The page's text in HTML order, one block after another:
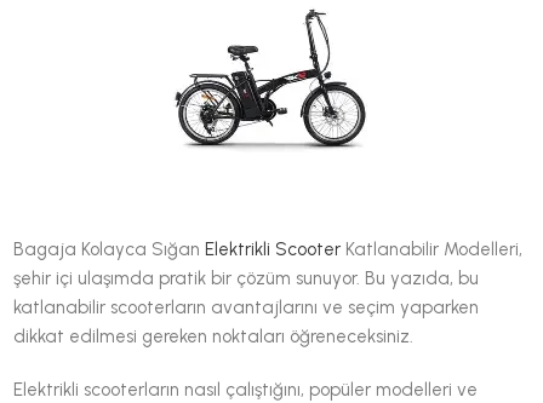
Bagaja Kolayca Sığan Elektrikli Scooter Katlanabilir Modelleri,
şehir içi ulaşımda pratik bir çözüm sunuyor. Bu yazıda, bu
katlanabilir scooterların avantajlarını ve seçim yaparken
dikkat edilmesi gereken noktaları öğreneceksiniz.
Elektrikli scooterların nasıl çalıştığını, popüler modelleri ve